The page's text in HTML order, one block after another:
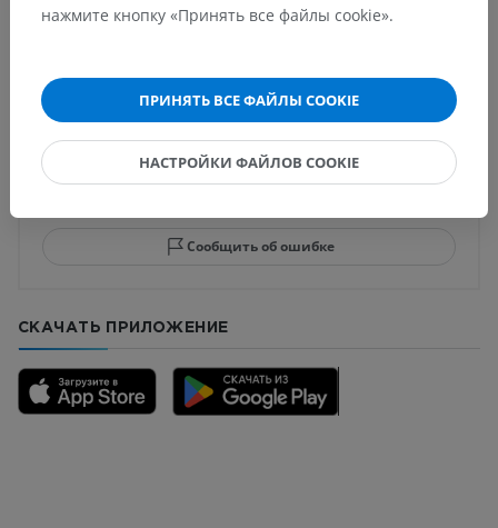
Заметили ошибку?
Не стесняйтесь предложить поправку, свою версию
Сообщить об ошибке
СКАЧАТЬ ПРИЛОЖЕНИЕ
нажмите кнопку «Принять все файлы cookie».
ПРИНЯТЬ ВСЕ ФАЙЛЫ COOKIE
НАСТРОЙКИ ФАЙЛОВ COOKIE